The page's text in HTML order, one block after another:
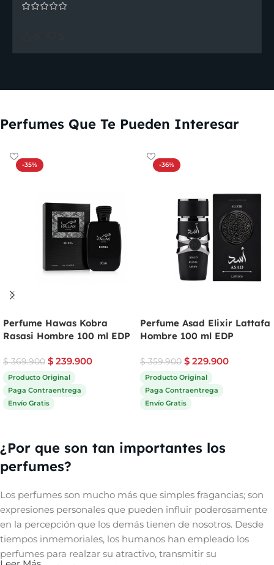
Perfumes Que Te Pueden Interesar
-35%
Perfume Hawas Kobra
Rasasi Hombre 100 ml EDP
$369.900 $ 239.900
Producto Original
Paga Contraentrega
Envío Gratis
-36%
Perfume Asad Elixir Lattafa
Hombre 100 ml EDP
$359.900 $ 229.900
Producto Original
Paga Contraentrega
Envío Gratis
¿Por que son tan importantes los
perfumes?
Los perfumes son mucho más que simples fragancias; son
expresiones personales que pueden influir poderosamente
en la percepción que los demás tienen de nosotros. Desde
tiempos inmemoriales, los humanos han empleado los
perfumes para realzar su atractivo, transmitir su